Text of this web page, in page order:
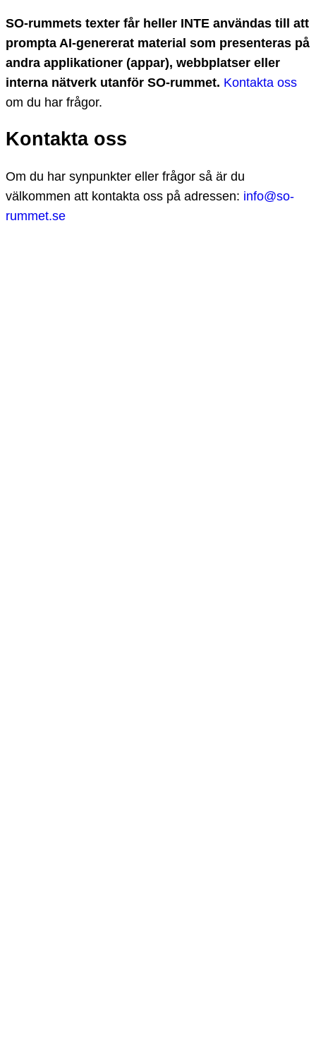
SO-rummets texter får heller INTE användas till att
prompta AI-genererat material som presenteras på
andra applikationer (appar), webbplatser eller
interna nätverk utanför SO-rummet. Kontakta oss
om du har frågor.
Kontakta oss
Om du har synpunkter eller frågor så är du
välkommen att kontakta oss på adressen: info@so-
rummet.se